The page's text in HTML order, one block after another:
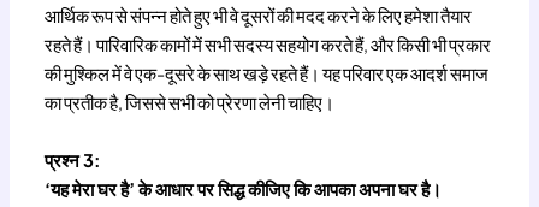
आर्थिक रूप से संपन्न होते हुए भी वे दूसरों की मदद करने के लिए हमेशा तैयार
रहते हैं। पारिवारिक कामों में सभी सदस्य सहयोग करते हैं, और किसी भी प्रकार
की मुश्किल में वे एक-दूसरे के साथ खड़े रहते हैं। यह परिवार एक आदर्श समाज
का प्रतीक है, जिससे सभी को प्रेरणा लेनी चाहिए।
प्रश्न 3:
‘यह मेरा घर है’ के आधार पर सिद्ध कीजिए कि आपका अपना घर है।